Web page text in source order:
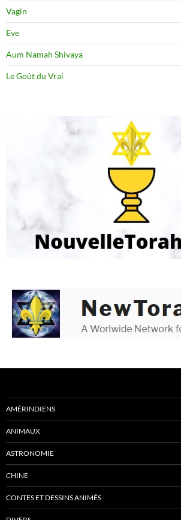
Vagin
Eve
Aum Namah Shivaya
Le Goût du Vrai
AMÉRINDIENS
ANIMAUX
ASTRONOMIE
CHINE
CONTES ET DESSINS ANIMÉS